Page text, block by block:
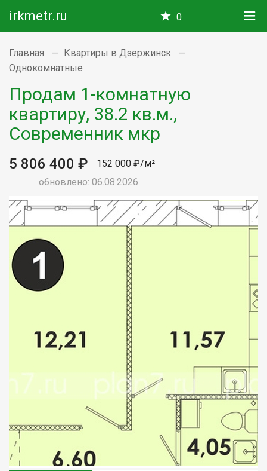
irkmetr.ru 0
Главная
Квартиры в Дзержинск
Однокомнатные
Продам 1-комнатную
квартиру, 38.2 кв.м.,
Современник мкр
5 806 400 ₽
152 000 ₽/м²
обновлено: 06.08.2026